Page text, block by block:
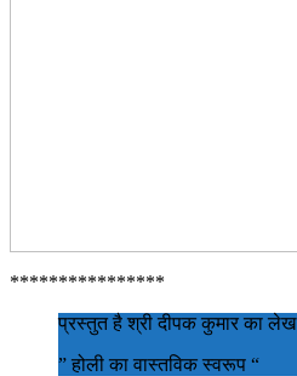
****************
प्रस्तुत है श्री दीपक कुमार का लेख
” होली का वास्तविक स्वरूप “